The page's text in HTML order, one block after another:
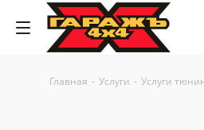
Главная - Услуги - Услуги